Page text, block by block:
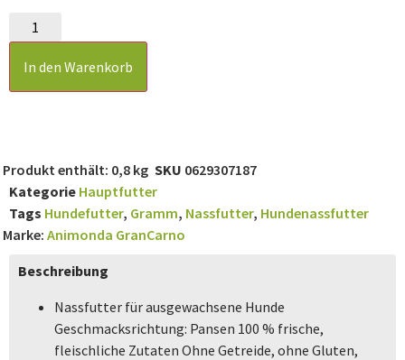
In den Warenkorb
Produkt enthält: 0,8 kg SKU 0629307187
Kategorie Hauptfutter
Tags Hundefutter, Gramm, Nassfutter, Hundenassfutter
Marke: Animonda GranCarno
Beschreibung
Nassfutter für ausgewachsene Hunde
Geschmacksrichtung: Pansen 100 % frische,
fleischliche Zutaten Ohne Getreide, ohne Gluten,